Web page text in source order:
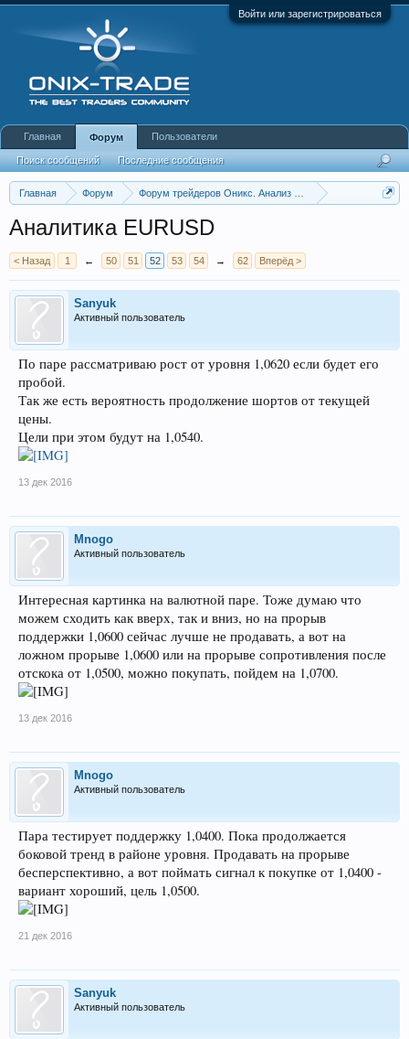
Войти или зарегистрироваться
Главная Форум
Форум трейдеров Оникс. Анализ и обсуждение рынка
Аналитика EURUSD
< Назад 1 ← 50 51 52 53 54 → 62 Вперёд >
Sanyuk
Активный пользователь
По паре рассматриваю рост от уровня 1,0620 если будет его
пробой.
Так же есть вероятность продолжение шортов от текущей
цены.
Цели при этом будут на 1,0540.
13 дек 2016
Mnogo
Активный пользователь
Интересная картинка на валютной паре. Тоже думаю что
можем сходить как вверх, так и вниз, но на прорыв
поддержки 1,0600 сейчас лучше не продавать, а вот на
ложном прорыве 1,0600 или на прорыве сопротивления после
отскока от 1,0500, можно покупать, пойдем на 1,0700.
13 дек 2016
Mnogo
Активный пользователь
Пара тестирует поддержку 1,0400. Пока продолжается
боковой тренд в районе уровня. Продавать на прорыве
бесперспективно, а вот поймать сигнал к покупке от 1,0400 -
вариант хороший, цель 1,0500.
21 дек 2016
Sanyuk
Активный пользователь
Главная Форум
Поиск сообщений Последние сообщения
Пользователи